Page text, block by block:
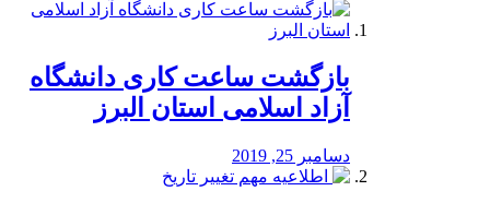
بازگشت ساعت کاری دانشگاه
آزاد اسلامی استان البرز
دسامبر 25, 2019